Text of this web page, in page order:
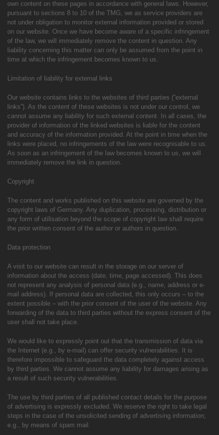
own content on these pages in accordance with general laws. However,
pursuant to sections 8 to 10 of the TMG, we as service providers are
not under obligation to monitor external information provided or stored
on our website. Once we have become aware of a specific infringement
of the law, we will immediately remove the content in question. Any
liability concerning this matter can only be assumed from the point in
time at which the infringement becomes known to us.
Limitation of liability for external links
Our website contains links to the websites of third parties (“external
links”). As the content of these websites is not under our control, we
cannot assume any liability for such external content. In all cases, the
provider of information of the linked websites is liable for the content
and accuracy of the information provided. At the point in time when the
links were placed, no infringements of the law were recognisable to us.
As soon as an infringement of the law becomes known to us, we will
immediately remove the link in question.
Copyright
The content and works published on this website are governed by the
copyright laws of Germany. Any duplication, processing, distribution or
any form of utilisation beyond the scope of copyright law shall require
the prior written consent of the author or authors in question.
Data protection
A visit to our website can result in the storage on our server of
information about the access (date, time, page accessed). This does
not represent any analysis of personal data (e.g., name, address or e-
mail address). If personal data are collected, this only occurs – to the
extent possible – with the prior consent of the user of the website. Any
forwarding of the data to third parties without the express consent of the
user shall not take place.
We would like to expressly point out that the transmission of data via
the Internet (e.g., by e-mail) can offer security vulnerabilities. It is
therefore impossible to safeguard the data completely against access
by third parties. We cannot assume any liability for damages arising as
a result of such security vulnerabilities.
The use by third parties of all published contact details for the purpose
of advertising is expressly excluded. We reserve the right to take legal
steps in the case of the unsolicited sending of advertising information;
e.g., by means of spam mail.